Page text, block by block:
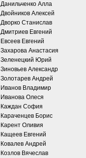
Данильченко Алла
Двойников Алексей
Дворко Станислав
Дмитриев Евгений
Евсеев Евгений
Захарова Анастасия
Зеленецкий Юрий
Зиновьев Александр
Золотарев Андрей
Иванов Владимир
Иванова Олеся
Каждан София
Караченцев Борис
Карент Оливия
Кащеев Евгений
Ковалев Андрей
Козлов Вячеслав